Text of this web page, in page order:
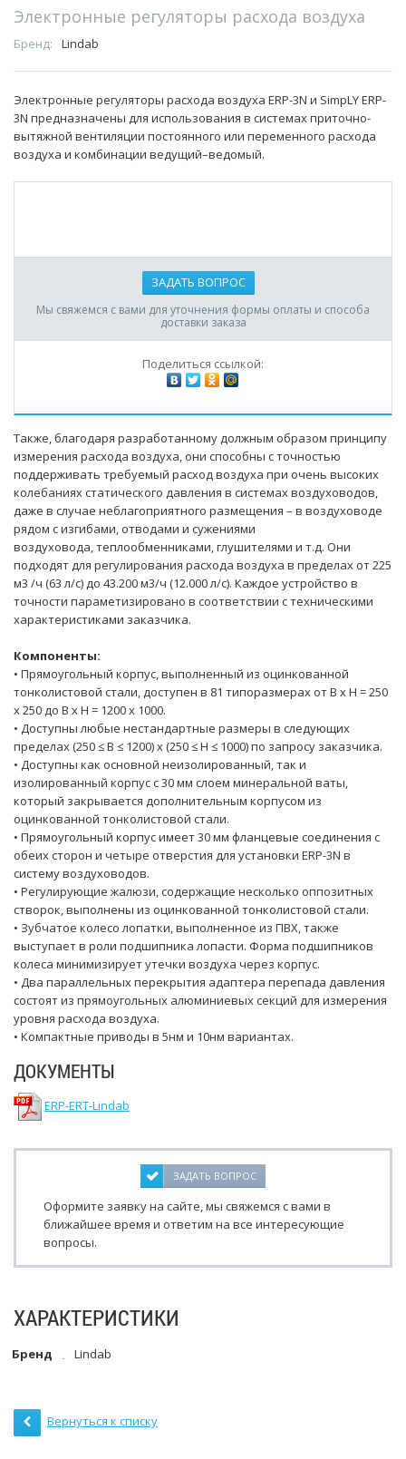
Электронные регуляторы расхода воздуха
Бренд: Lindab
Электронные регуляторы расхода воздуха ERP-3N и SimpLY ERP-
3N предназначены для использования в системах приточно-
вытяжной вентиляции постоянного или переменного расхода
воздуха и комбинации ведущий–ведомый.
ЗАДАТЬ ВОПРОС
Мы свяжемся с вами для уточнения формы оплаты и способа
доставки заказа
Поделиться ссылкой:
Также, благодаря разработанному должным образом принципу
измерения расхода воздуха, они способны с точностью
поддерживать требуемый расход воздуха при очень высоких
колебаниях статического давления в системах воздуховодов,
даже в случае неблагоприятного размещения – в воздуховоде
рядом с изгибами, отводами и сужениями
воздуховода, теплообменниками, глушителями и т.д. Они
подходят для регулирования расхода воздуха в пределах от 225
м3 /ч (63 л/с) до 43.200 м3/ч (12.000 л/с). Каждое устройство в
точности параметизировано в соответствии с техническими
характеристиками заказчика.
Компоненты:
• Прямоугольный корпус, выполненный из оцинкованной
тонколистовой стали, доступен в 81 типоразмерах от B x H = 250
x 250 до B x H = 1200 x 1000.
• Доступны любые нестандартные размеры в следующих
пределах (250 ≤ B ≤ 1200) x (250 ≤ H ≤ 1000) по запросу заказчика.
• Доступны как основной неизолированный, так и
изолированный корпус с 30 мм слоем минеральной ваты,
который закрывается дополнительным корпусом из
оцинкованной тонколистовой стали.
• Прямоугольный корпус имеет 30 мм фланцевые соединения с
обеих сторон и четыре отверстия для установки ERP-3N в
систему воздуховодов.
• Регулирующие жалюзи, содержащие несколько оппозитных
створок, выполнены из оцинкованной тонколистовой стали.
• Зубчатое колесо лопатки, выполненное из ПВХ, также
выступает в роли подшипника лопасти. Форма подшипников
колеса минимизирует утечки воздуха через корпус.
• Два параллельных перекрытия адаптера перепада давления
состоят из прямоугольных алюминиевых секций для измерения
уровня расхода воздуха.
• Компактные приводы в 5нм и 10нм вариантах.
ДОКУМЕНТЫ
ERP-ERT-Lindab
ЗАДАТЬ ВОПРОС
Оформите заявку на сайте, мы свяжемся с вами в
ближайшее время и ответим на все интересующие
вопросы.
ХАРАКТЕРИСТИКИ
Бренд Lindab
Вернуться к списку